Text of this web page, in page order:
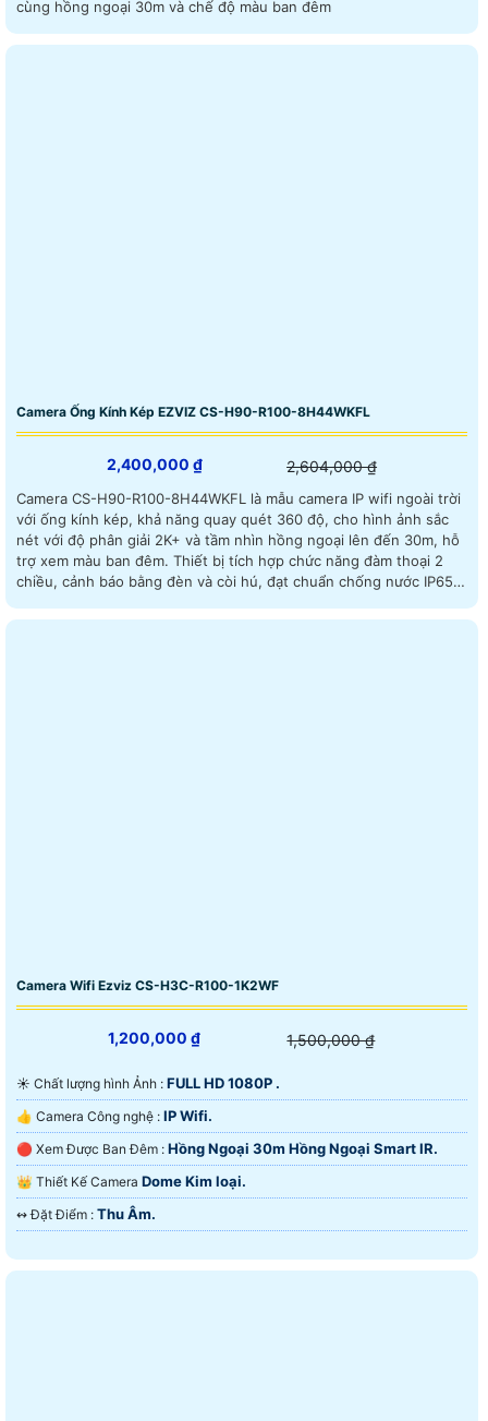
cùng hồng ngoại 30m và chế độ màu ban đêm
Camera Ống Kính Kép EZVIZ CS-H90-R100-8H44WKFL
2,400,000 ₫ 2,604,000 ₫
Camera CS-H90-R100-8H44WKFL là mẫu camera IP wifi ngoài trời
với ống kính kép, khả năng quay quét 360 độ, cho hình ảnh sắc
nét với độ phân giải 2K+ và tầm nhìn hồng ngoại lên đến 30m, hỗ
trợ xem màu ban đêm. Thiết bị tích hợp chức năng đàm thoại 2
chiều, cảnh báo bằng đèn và còi hú, đạt chuẩn chống nước IP65,
CS-H90-R100-8H44WKFL là camera đa năng kết hợp cảnh báo
Camera Wifi Ezviz CS-H3C-R100-1K2WF
1,200,000 ₫ 1,500,000 ₫
☀️ Chất lượng hình Ảnh : FULL HD 1080P .
👍 Camera Công nghệ : IP Wifi.
🔴 Xem Được Ban Đêm : Hồng Ngoại 30m Hồng Ngoại Smart IR.
👑 Thiết Kế Camera Dome Kim loại.
️↭ Đặt Điểm : Thu Âm.